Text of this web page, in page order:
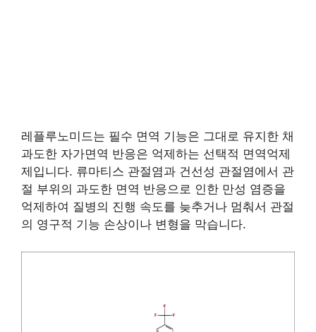
레플루노미드는 필수 면역 기능은 그대로 유지한 채
과도한 자가면역 반응은 억제하는 선택적 면역억제
제입니다. 류마티스 관절염과 건선성 관절염에서 관
절 부위의 과도한 면역 반응으로 인한 만성 염증을
억제하여 질병의 진행 속도를 늦추거나 멈춰서 관절
의 영구적 기능 손상이나 변형을 막습니다.